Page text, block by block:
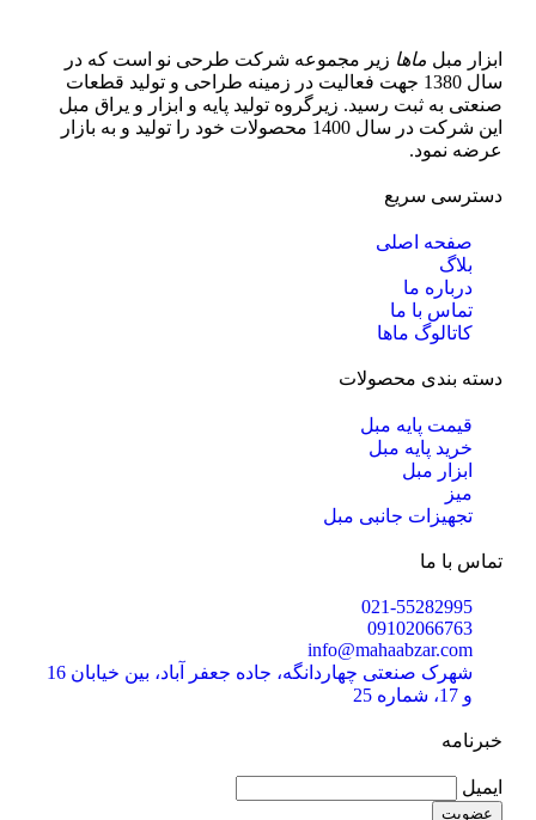
ابزار مبل ماها زیر مجموعه شرکت طرحی نو است که در
سال 1380 جهت فعالیت در زمینه طراحی و تولید قطعات
صنعتی به ثبت رسید. زیرگروه تولید پایه و ابزار و یراق مبل
این شرکت در سال 1400 محصولات خود را تولید و به بازار
عرضه نمود.
دسترسی سریع
صفحه اصلی
بلاگ
درباره ما
تماس با ما
کاتالوگ ماها
دسته بندی محصولات
قیمت پایه مبل
خرید پایه مبل
ابزار مبل
میز
تجهیزات جانبی مبل
تماس با ما
021-55282995
09102066763
info@mahaabzar.com
شهرک صنعتی چهاردانگه، جاده جعفر آباد، بین خیابان 16
و 17، شماره 25
خبرنامه
ایمیل